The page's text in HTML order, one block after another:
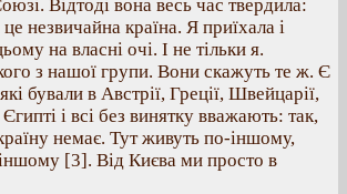
Відтоді вона весь час твердила:
незвичайна країна. Я приїхала і
на власні очі. І не тільки я.
з нашої групи. Вони скажуть те ж. Є
бували в Австрії, Греції, Швейцарії,
Єгипті і всі без винятку вважають: так,
немає. Тут живуть по-іншому,
[3]. Від Києва ми просто в